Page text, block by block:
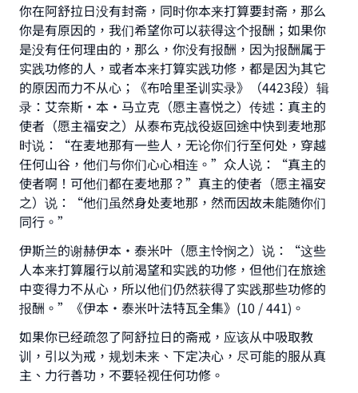
你在阿舒拉日没有封斋，同时你本来打算要封斋，那么
你是有原因的，我们希望你可以获得这个报酬；如果你
是没有任何理由的，那么，你没有报酬，因为报酬属于
实践功修的人，或者本来打算实践功修，都是因为其它
的原因而力不从心；《布哈里圣训实录》（4423段）辑
录：艾奈斯·本·马立克（愿主喜悦之）传述：真主的
使者（愿主福安之）从泰布克战役返回途中快到麦地那
时说：“在麦地那有一些人，无论你们行至何处，穿越
任何山谷，他们与你们心心相连。”众人说：“真主的
使者啊！可他们都在麦地那？”真主的使者（愿主福安
之）说：“他们虽然身处麦地那，然而因故未能随你们
同行。”
伊斯兰的谢赫伊本•泰米叶（愿主怜悯之）说：“这些
人本来打算履行以前渴望和实践的功修，但他们在旅途
中变得力不从心，所以他们仍然获得了实践那些功修的
报酬。”《伊本•泰米叶法特瓦全集》(10 / 441)。
如果你已经疏忽了阿舒拉日的斋戒，应该从中吸取教
训，引以为戒，规划未来、下定决心，尽可能的服从真
主、力行善功，不要轻视任何功修。
"A person who leads others to doing what is
good will earn the same reward as those who
do it."
(MUSLIM, 1893)
Support IslamQA